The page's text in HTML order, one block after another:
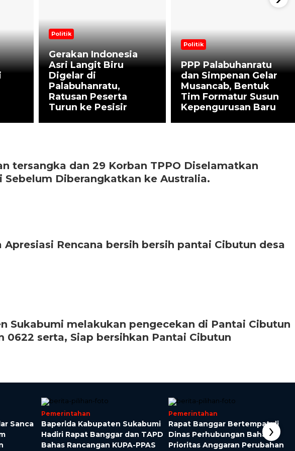
Politik
Gerakan Indonesia
Asri Langit Biru
Digelar di
Palabuhanratu,
Ratusan Peserta
Turun ke Pesisir
Politik
PPP Palabuhanratu
dan Simpenan Gelar
Musancab, Bentuk
Tim Formatur Susun
Kepengurusan Baru
tersangka dan 29 Korban TPPO Diselamatkan
Sebelum Diberangkatkan ke Australia.
Apresiasi Rencana bersih bersih pantai Cibutun desa
Sukabumi melakukan pengecekan di Pantai Cibutun
0622 serta, Siap bersihkan Pantai Cibutun
Sanca
Pemerintahan
Baperida Kabupaten Sukabumi
Hadiri Rapat Banggar dan TAPD
Bahas Rancangan KUPA-PPAS
Pemerintahan
Rapat Banggar Bertempat di
Dinas Perhubungan Bahas
Prioritas Anggaran Perubahan
›